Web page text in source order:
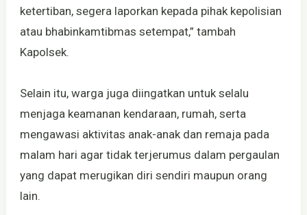
ketertiban, segera laporkan kepada pihak kepolisian
atau bhabinkamtibmas setempat,” tambah
Kapolsek.
Selain itu, warga juga diingatkan untuk selalu
menjaga keamanan kendaraan, rumah, serta
mengawasi aktivitas anak-anak dan remaja pada
malam hari agar tidak terjerumus dalam pergaulan
yang dapat merugikan diri sendiri maupun orang
lain.